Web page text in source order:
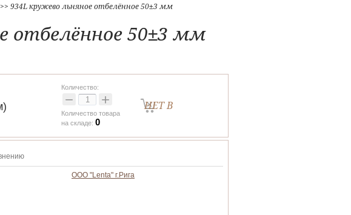
>> 934L кружево льняное отбелённое 50±3 мм
отбелённое 50±3 мм
Количество:
− +
Количество товара
на складе: 0
НЕТ В
ООО "Lenta" г.Рига